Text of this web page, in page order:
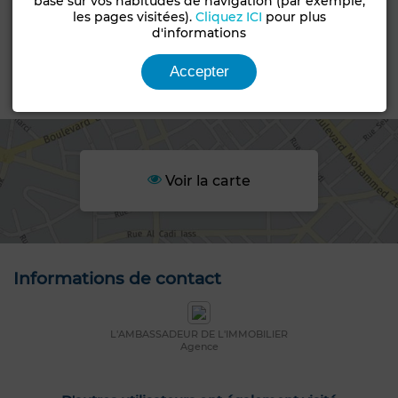
10-20 ans Carrelage
Voir la carte
Informations de contact
L'AMBASSADEUR DE L'IMMOBILIER
Agence
les pages visitées). Cliquez ICI pour plus
d'informations
Accepter